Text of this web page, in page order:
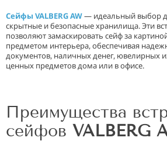
Сейфы VALBERG AW— идеальный выбор
скрытные и безопасные хранилища. Эти
позволяют замаскировать сейф за
предметом интерьера, обеспечивая
документов, наличных денег, ювелирных
ценных предметов дома или в офисе.
Преимущества
сейфов VALBERG